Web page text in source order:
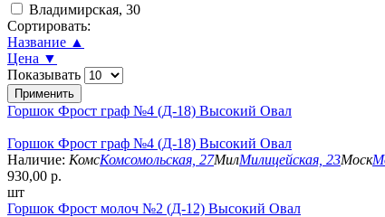
Владимирская, 30
Сортировать:
Название ▲
Цена ▼
Показывать
Горшок Фрост граф №4 (Д-18) Высокий Овал
Горшок Фрост граф №4 (Д-18) Высокий Овал
Наличие: КомсКомсомольская, 27МилМилицейская, 23Моск
930,00 р.
шт
Горшок Фрост молоч №2 (Д-12) Высокий Овал